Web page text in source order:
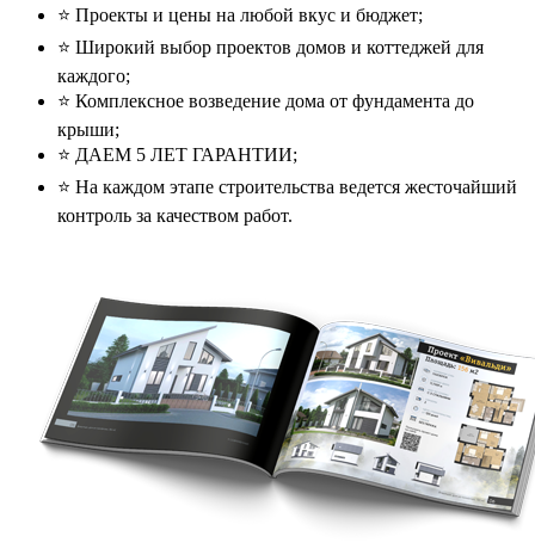
⭐️ Проекты и цены на любой вкус и бюджет;
⭐️ Широкий выбор проектов домов и коттеджей для
каждого;
⭐️ Комплексное возведение дома от фундамента до
крыши;
⭐️ ДАЕМ 5 ЛЕТ ГАРАНТИИ;
⭐️ На каждом этапе строительства ведется жесточайший
контроль за качеством работ.